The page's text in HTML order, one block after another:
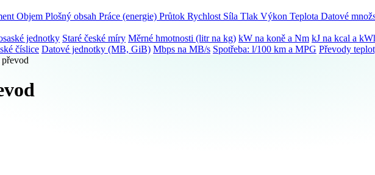
Objem Plošný obsah Práce (energie) Průtok Rychlost Síla Tlak Výkon Teplota Datové
jednotky Staré české míry Měrné hmotnosti (litr na kg) kW na koně a Nm kJ na kcal a
číslice Datové jednotky (MB, GiB) Mbps na MB/s Spotřeba: l/100 km a MPG Převody